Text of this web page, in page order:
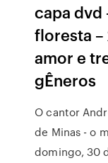
capa dvd
floresta –
amor e
gÊneros
O cantor
de Minas - o
domingo, 30